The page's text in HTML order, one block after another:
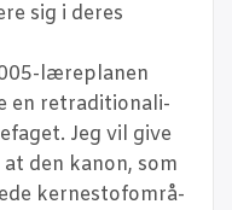
sig i deres
lære­pla­nen
en retra­di­tio­na­li­
Jeg vil give
den kanon, som
ker­ne­sto­f­om­rå­